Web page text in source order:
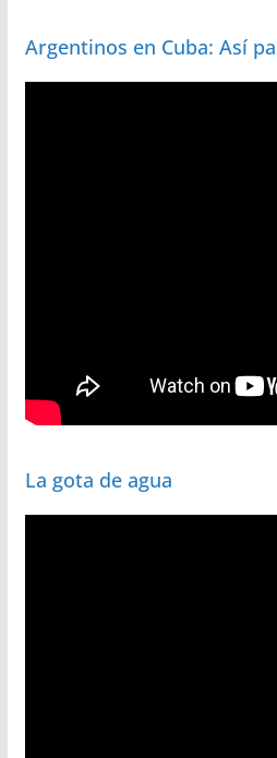
Argentinos en Cuba: Así
La gota de agua